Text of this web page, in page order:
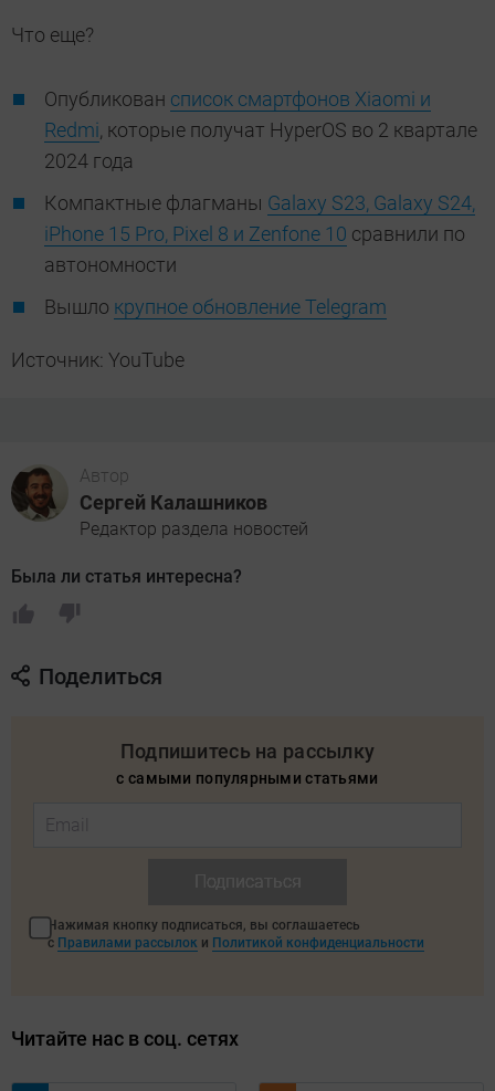
Что еще?
Опубликован список смартфонов Xiaomi и
Redmi, которые получат HyperOS во 2 квартале
2024 года
Компактные флагманы Galaxy S23, Galaxy S24,
iPhone 15 Pro, Pixel 8 и Zenfone 10 сравнили по
автономности
Вышло крупное обновление Telegram
Источник: YouTube
Автор
Сергей Калашников
Редактор раздела новостей
Была ли статья интересна?
Поделиться
Подпишитесь на рассылку
с самыми популярными статьями
Нажимая кнопку подписаться, вы соглашаетесь
с Правилами рассылок и Политикой конфиденциальности
Читайте нас в соц. сетях